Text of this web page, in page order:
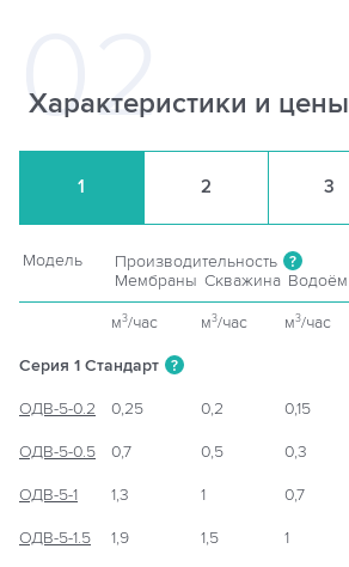
Характеристики и цены
1 2 3
Модель Производительность ?
Мембраны Скважина Водоём
м3/час м3/час м3/час
Серия 1 Стандарт ?
ОДВ-5-0.2 0,25 0,2 0,15
ОДВ-5-0.5 0,7 0,5 0,3
ОДВ-5-1 1,3 1 0,7
ОДВ-5-1.5 1,9 1,5 1